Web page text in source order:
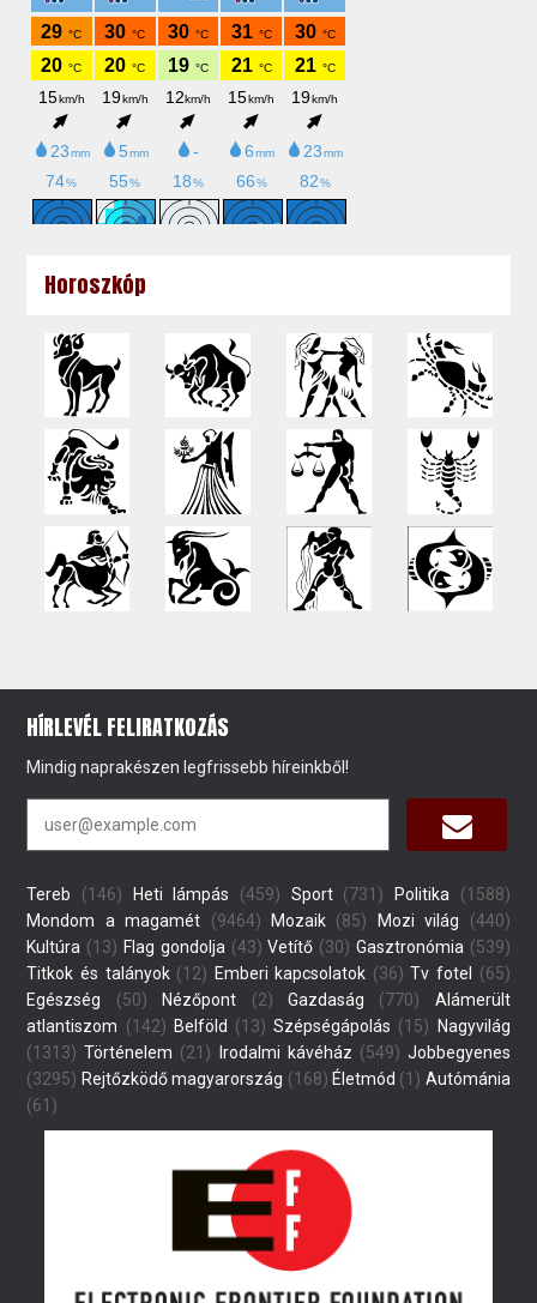
Horoszkóp
HÍRLEVÉL FELIRATKOZÁS
Mindig naprakészen legfrissebb híreinkből!
Tereb (146) Heti lámpás (459) Sport(731) Politika (1588)
Mondom a magamét (9464) Mozaik (85) Mozi világ (440)
Kultúra (13) Flag gondolja (43) Vetítő (30) Gasztronómia (539)
Titkok és talányok(12) Emberi kapcsolatok (36) Tv fotel
(65)
Egészség (50) Nézőpont (2) Gazdaság (770)
Alámerült
atlantiszom (142) Belföld (13) Szépségápolás (15)
Nagyvilág
(1313) Történelem (21) Irodalmi kávéház (549) Jobbegyenes
(3295) Rejtőzködő magyarország (168) Életmód (1) Autómánia
(61)